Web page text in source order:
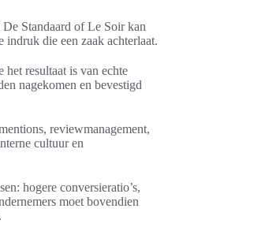
Standaard of Le Soir kan
die een zaak achterlaat.
resultaat is van echte
nagekomen en bevestigd
reviewmanagement,
cultuur en
hogere conversieratio’s,
moet bovendien